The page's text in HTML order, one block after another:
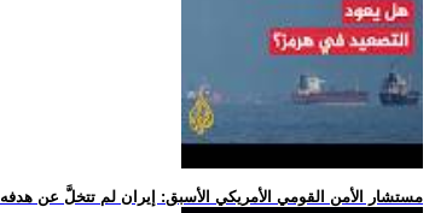
.. مستشار الأمن القومي الأمريكي الأسبق: إيران لم تتخلَّ عن هدفه